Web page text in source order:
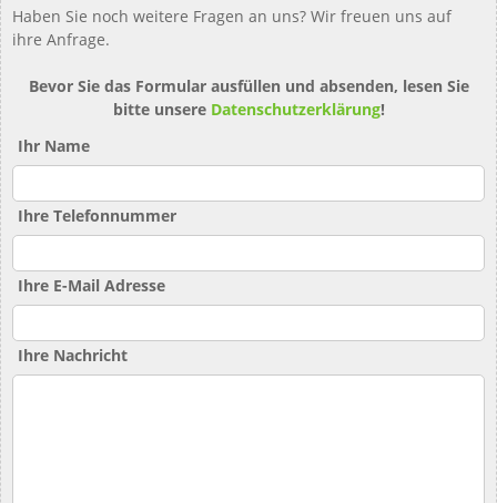
Haben Sie noch weitere Fragen an uns? Wir freuen uns auf
ihre Anfrage.
Bevor Sie das Formular ausfüllen und absenden, lesen Sie
bitte unsere Datenschutzerklärung!
Ihr Name
Ihre Telefonnummer
Ihre E-Mail Adresse
Ihre Nachricht